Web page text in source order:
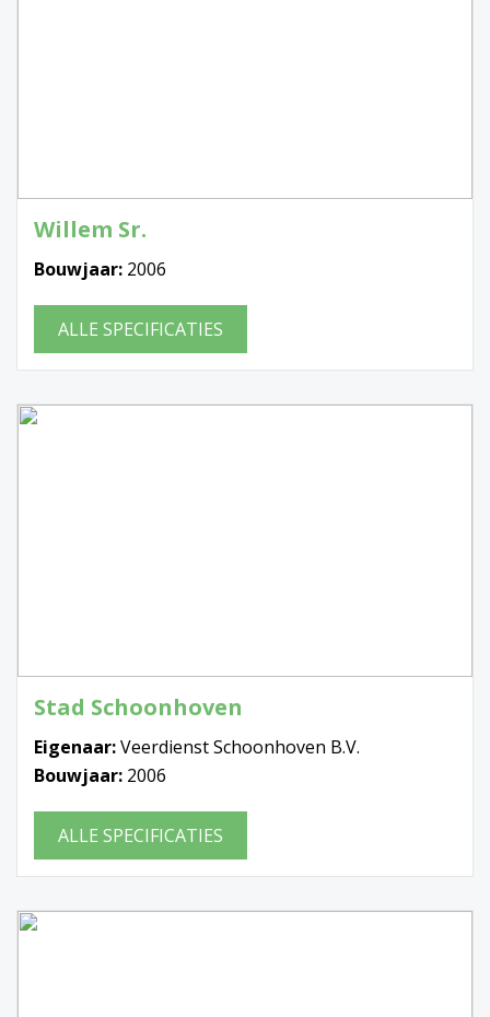
Willem Sr.
Bouwjaar: 2006
ALLE SPECIFICATIES
Stad Schoonhoven
Eigenaar:Veerdienst Schoonhoven B.V.
Bouwjaar: 2006
ALLE SPECIFICATIES